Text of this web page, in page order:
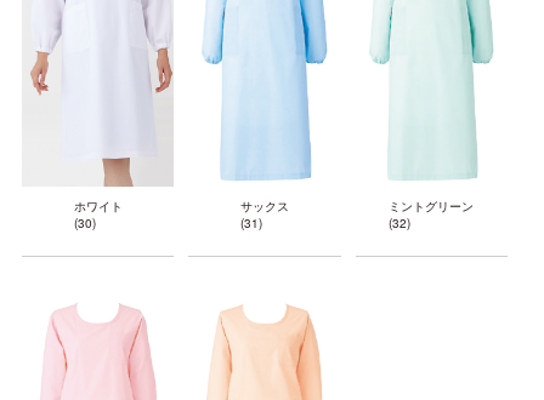
ホワイト
(30)
サックス
(31)
ミントグリーン
(32)